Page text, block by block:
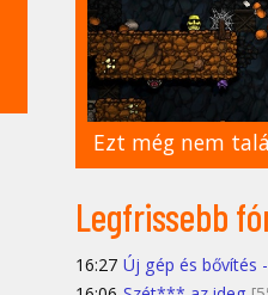
Ezt még nem
Legfrissebb
16:27 Új gép és bővítés